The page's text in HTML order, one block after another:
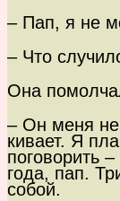
– Пап, я не
– Что
Она
– Он меня
кивает. Я
поговорить
года, пап.
собой.